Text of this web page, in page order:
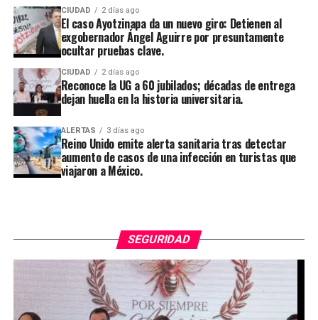
CIUDAD 2 días ago
El caso Ayotzinapa da un nuevo giro: Detienen al
exgobernador Ángel Aguirre por presuntamente
ocultar pruebas clave.
CIUDAD 2 días ago
Reconoce la UG a 60 jubilados; décadas de entrega
dejan huella en la historia universitaria.
ALERTAS 3 días ago
Reino Unido emite alerta sanitaria tras detectar
aumento de casos de una infección en turistas que
viajaron a México.
SEGURIDAD